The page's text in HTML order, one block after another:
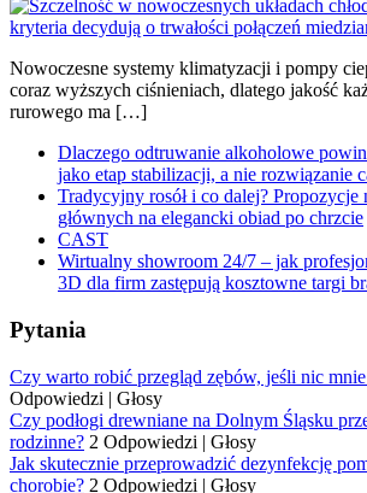
Nowoczesne systemy klimatyzacji i pompy
coraz wyższych ciśnieniach, dlatego jakość
rurowego ma […]
Dlaczego odtruwanie alkoholowe
jako etap stabilizacji, a nie rozwiązanie
Tradycyjny rosół i co dalej? Propozycje
głównych na elegancki obiad po chrzcie
CAST
Wirtualny showroom 24/7 – jak
3D dla firm zastępują kosztowne targi
Pytania
Czy warto robić przegląd zębów, jeśli nic
Odpowiedzi | Głosy
Czy podłogi drewniane na Dolnym Śląsku
rodzinne? 2 Odpowiedzi | Głosy
Jak skutecznie przeprowadzić dezynfekcję
chorobie? 2 Odpowiedzi | Głosy